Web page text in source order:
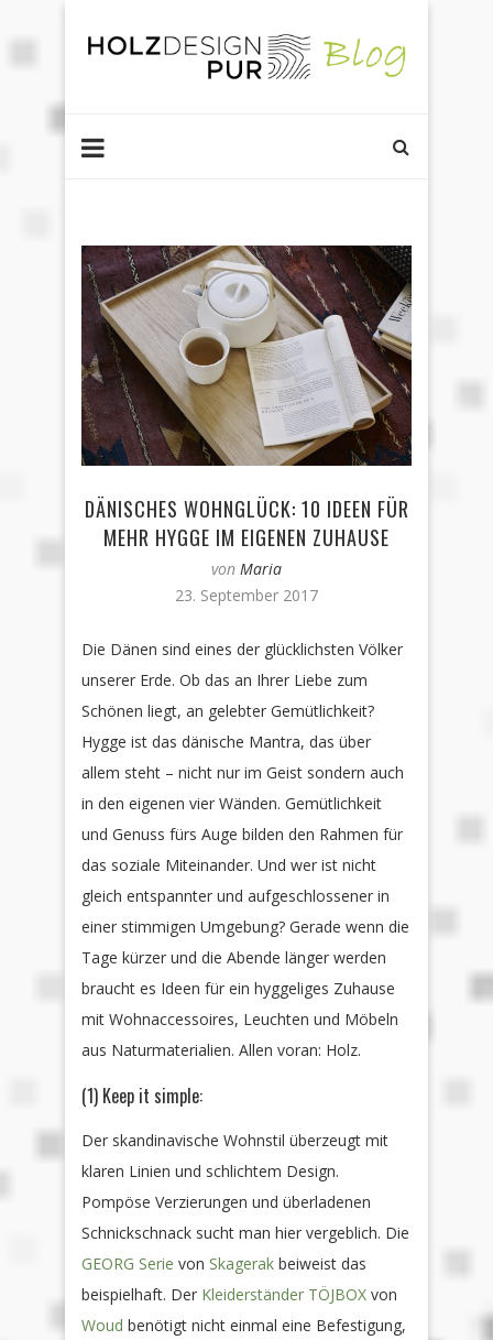
DÄNISCHES WOHNGLÜCK: 10 IDEEN FÜR
MEHR HYGGE IM EIGENEN ZUHAUSE
von Maria
23. September 2017
Die Dänen sind eines der glücklichsten Völker
unserer Erde. Ob das an Ihrer Liebe zum
Schönen liegt, an gelebter Gemütlichkeit?
Hygge ist das dänische Mantra, das über
allem steht – nicht nur im Geist sondern auch
in den eigenen vier Wänden. Gemütlichkeit
und Genuss fürs Auge bilden den Rahmen für
das soziale Miteinander. Und wer ist nicht
gleich entspannter und aufgeschlossener in
einer stimmigen Umgebung? Gerade wenn die
Tage kürzer und die Abende länger werden
braucht es Ideen für ein hyggeliges Zuhause
mit Wohnaccessoires, Leuchten und Möbeln
aus Naturmaterialien. Allen voran: Holz.
(1) Keep it simple:
Der skandinavische Wohnstil überzeugt mit
klaren Linien und schlichtem Design.
Pompöse Verzierungen und überladenen
Schnickschnack sucht man hier vergeblich. Die
GEORG Serie von Skagerak beiweist das
beispielhaft. Der Kleiderständer TÖJBOX von
Woud benötigt nicht einmal eine Befestigung,